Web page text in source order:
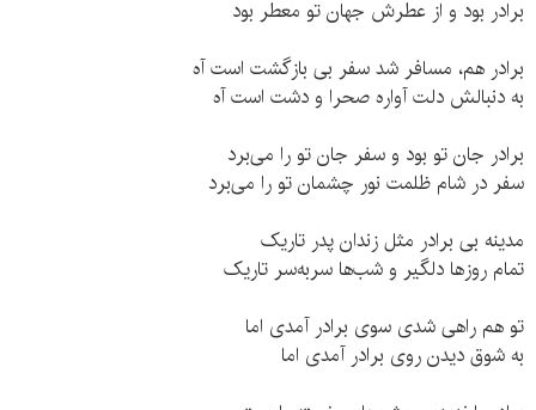
برادر بود و از عطرش جهان تو معطر بود
برادر هم، مسافر شد سفر بی بازگشت است آه
به دنبالش دلت آواره صحرا و دشت است آه
برادر جان تو بود و سفر جان تو را می‌برد
سفر در شام ظلمت نور چشمان تو را می‌برد
مدینه بی برادر مثل زندان پدر تاریک
تمام روزها دلگیر و شب‌ها سربه‌سر تاریک
تو هم راهی شدی سوی برادر آمدی اما
به شوق دیدن روی برادر آمدی اما